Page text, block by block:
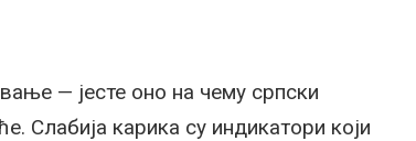
— јесте оно на чему српски
Слабија карика су индикатори који